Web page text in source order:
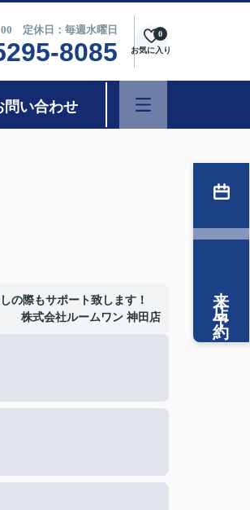
00 定休日：毎週水曜日
8085 お気に入り
0
問い合わせ
の際もサポート致します！
株式会社ルームワン 神田店
来店予約